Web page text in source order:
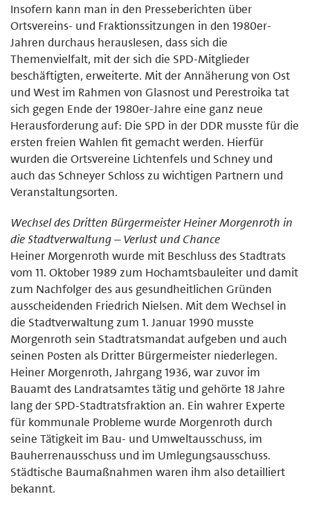
Insofern kann man in den Presseberichten über
Ortsvereins- und Fraktionssitzungen in den 1980er-
Jahren durchaus herauslesen, dass sich die
Themenvielfalt, mit der sich die SPD-Mitglieder
beschäftigten, erweiterte. Mit der Annäherung von Ost
und West im Rahmen von Glasnost und Perestroika tat
sich gegen Ende der 1980er-Jahre eine ganz neue
Herausforderung auf: Die SPD in der DDR musste für die
ersten freien Wahlen fit gemacht werden. Hierfür
wurden die Ortsvereine Lichtenfels und Schney und
auch das Schneyer Schloss zu wichtigen Partnern und
Veranstaltungsorten.
Wechsel des Dritten Bürgermeister Heiner Morgenroth in
die Stadtverwaltung – Verlust und Chance
Heiner Morgenroth wurde mit Beschluss des Stadtrats
vom 11. Oktober 1989 zum Hochamtsbauleiter und damit
zum Nachfolger des aus gesundheitlichen Gründen
ausscheidenden Friedrich Nielsen. Mit dem Wechsel in
die Stadtverwaltung zum 1. Januar 1990 musste
Morgenroth sein Stadtratsmandat aufgeben und auch
seinen Posten als Dritter Bürgermeister niederlegen.
Heiner Morgenroth, Jahrgang 1936, war zuvor im
Bauamt des Landratsamtes tätig und gehörte 18 Jahre
lang der SPD-Stadtratsfraktion an. Ein wahrer Experte
für kommunale Probleme wurde Morgenroth durch
seine Tätigkeit im Bau- und Umweltausschuss, im
Bauherrenausschuss und im Umlegungsausschuss.
Städtische Baumaßnahmen waren ihm also detailliert
bekannt.